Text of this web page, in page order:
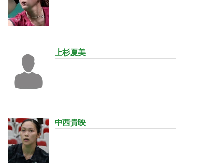
上杉夏美
中西貴映